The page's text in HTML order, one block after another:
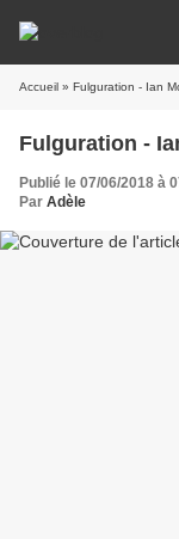
Accueil » Fulguration - Ian
Fulguration -
Publié le 07/06/2018 à
Par Adèle